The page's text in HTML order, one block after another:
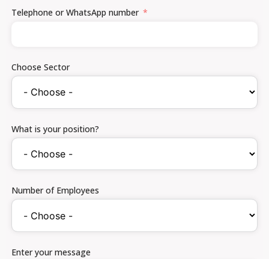
Telephone or WhatsApp number
Choose Sector
What is your position?
Number of Employees
Enter your message